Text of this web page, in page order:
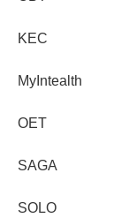
KEC
MyIntealth
OET
SAGA
SOLO